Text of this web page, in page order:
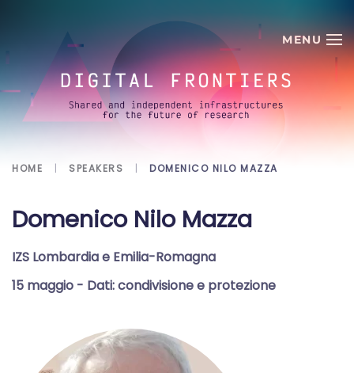
Skip to main content
HOME SPEAKERS DOMENICO NILO MAZZA
Domenico Nilo Mazza
IZS Lombardia e Emilia-Romagna
15 maggio - Dati: condivisione e protezione